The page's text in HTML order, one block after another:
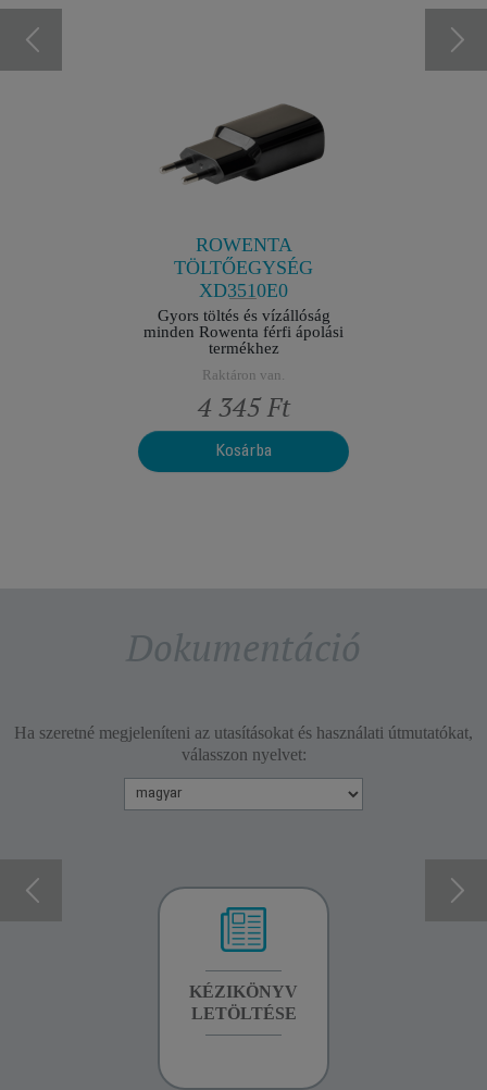
ROWENTA
TÖLTŐEGYSÉG
XD3510E0
Gyors töltés és vízállóság
minden Rowenta férfi ápolási
termékhez
Raktáron van.
4 345 Ft
Kosárba
Dokumentáció
Ha szeretné megjeleníteni az utasításokat és használati útmutatókat,
válasszon nyelvet:
KÉZIKÖNYV
LETÖLTÉSE